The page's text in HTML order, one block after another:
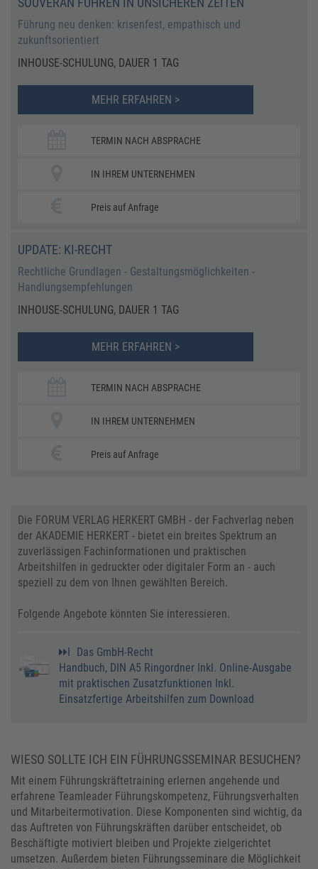
Führung neu denken: krisenfest, empathisch und
zukunftsorientiert
INHOUSE-SCHULUNG, DAUER 1 TAG
MEHR ERFAHREN >
TERMIN NACH ABSPRACHE
IN IHREM UNTERNEHMEN
Preis auf Anfrage
UPDATE: KI-RECHT
Rechtliche Grundlagen - Gestaltungsmöglichkeiten -
Handlungsempfehlungen
INHOUSE-SCHULUNG, DAUER 1 TAG
MEHR ERFAHREN >
TERMIN NACH ABSPRACHE
IN IHREM UNTERNEHMEN
Preis auf Anfrage
Die FORUM VERLAG HERKERT GMBH - der Fachverlag neben
der AKADEMIE HERKERT - bietet ein breites Spektrum an
zuverlässigen Fachinformationen und praktischen
Arbeitshilfen in gedruckter oder digitaler Form an - auch
speziell zu dem von Ihnen gewählten Bereich.
Folgende Angebote könnten Sie interessieren.
I Das GmbH-Recht
Handbuch, DIN A5 Ringordner Inkl. Online-Ausgabe
mit praktischen Zusatzfunktionen Inkl.
Einsatzfertige Arbeitshilfen zum Download
WIESO SOLLTE ICH EIN FÜHRUNGSSEMINAR BESUCHEN?
Mit einem Führungskräftetraining erlernen angehende und
erfahrene Teamleader Führungskompetenz, Führungsverhalten
und Mitarbeitermotivation. Diese Komponenten sind wichtig, da
das Auftreten von Führungskräften darüber entscheidet, ob
Beschäftigte motiviert bleiben und Projekte zielgerichtet
umsetzen. Außerdem bieten Führungsseminare die Möglichkeit